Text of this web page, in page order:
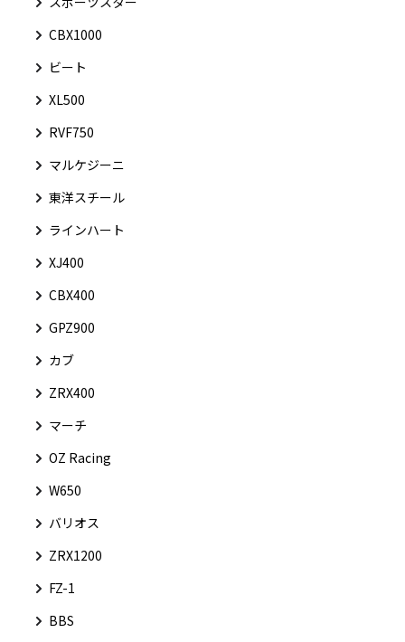
CBX1000
ビート
XL500
RVF750
マルケジーニ
東洋スチール
ラインハート
XJ400
CBX400
GPZ900
カブ
ZRX400
マーチ
OZ Racing
W650
バリオス
ZRX1200
FZ-1
BBS